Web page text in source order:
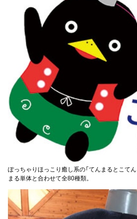
ぽっちゃりほっこり癒し系の「てんまるとこて
まる単体と合わせて全80種類。